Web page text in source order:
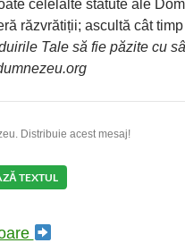
celelalte statute ale
răzvrătiții; ascultă cât
Tale să fie păzite cu
Distribuie acest mesaj!
TEXTUL